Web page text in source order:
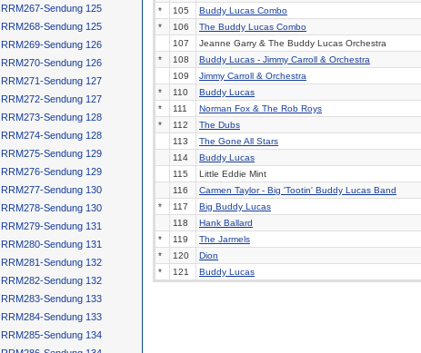
*
105 Buddy Lucas Combo
*
106 The Buddy Lucas Combo
107
Jeanne Garry & The Buddy Lucas Orchestra
*
108 Buddy Lucas - Jimmy Carroll & Orchestra
109
Jimmy Carroll & Orchestra
*
110 Buddy Lucas
*
111 Norman Fox & The Rob Roys
*
112 The Dubs
113
The Gone All Stars
114
Buddy Lucas
115
Little Eddie Mint
116
Carmen Taylor - Big 'Tootin' Buddy Lucas Band
*
117 Big Buddy Lucas
118
Hank Ballard
*
119 The Jarmels
*
120 Dion
*
121 Buddy Lucas
RRM267-Sendung 125
RRM268-Sendung 125
RRM269-Sendung 126
RRM270-Sendung 126
RRM271-Sendung 127
RRM272-Sendung 127
RRM273-Sendung 128
RRM274-Sendung 128
RRM275-Sendung 129
RRM276-Sendung 129
RRM277-Sendung 130
RRM278-Sendung 130
RRM279-Sendung 131
RRM280-Sendung 131
RRM281-Sendung 132
RRM282-Sendung 132
RRM283-Sendung 133
RRM284-Sendung 133
RRM285-Sendung 134